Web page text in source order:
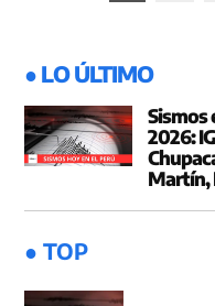
● LO ÚLTIMO
Sismos
2026:
Martín,
● TOP